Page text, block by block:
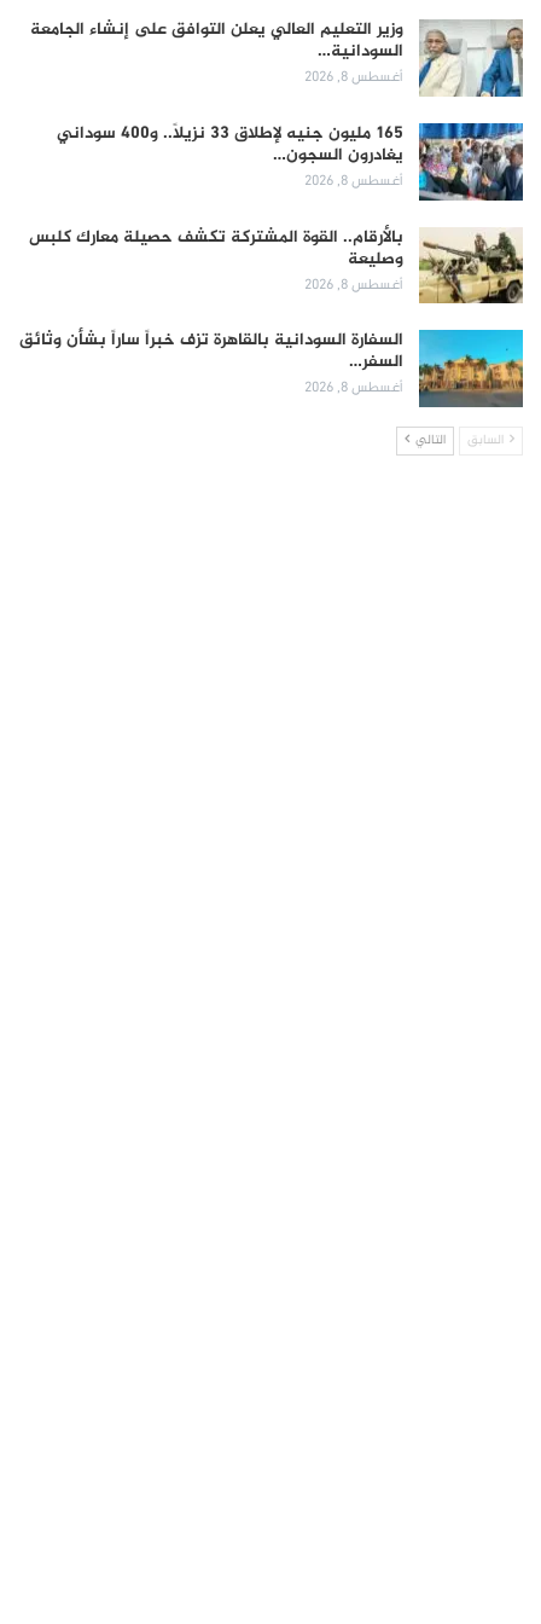
وزير التعليم العالي يعلن التوافق على إنشاء الجامعة
السودانية…
أغسطس 8, 2026
165 مليون جنيه لإطلاق 33 نزيلاً.. و400 سوداني
يغادرون السجون…
أغسطس 8, 2026
بالأرقام.. القوة المشتركة تكشف حصيلة معارك كلبس
وصليعة
أغسطس 8, 2026
السفارة السودانية بالقاهرة تزف خبراً ساراً بشأن وثائق
السفر…
أغسطس 8, 2026
السابق التالي